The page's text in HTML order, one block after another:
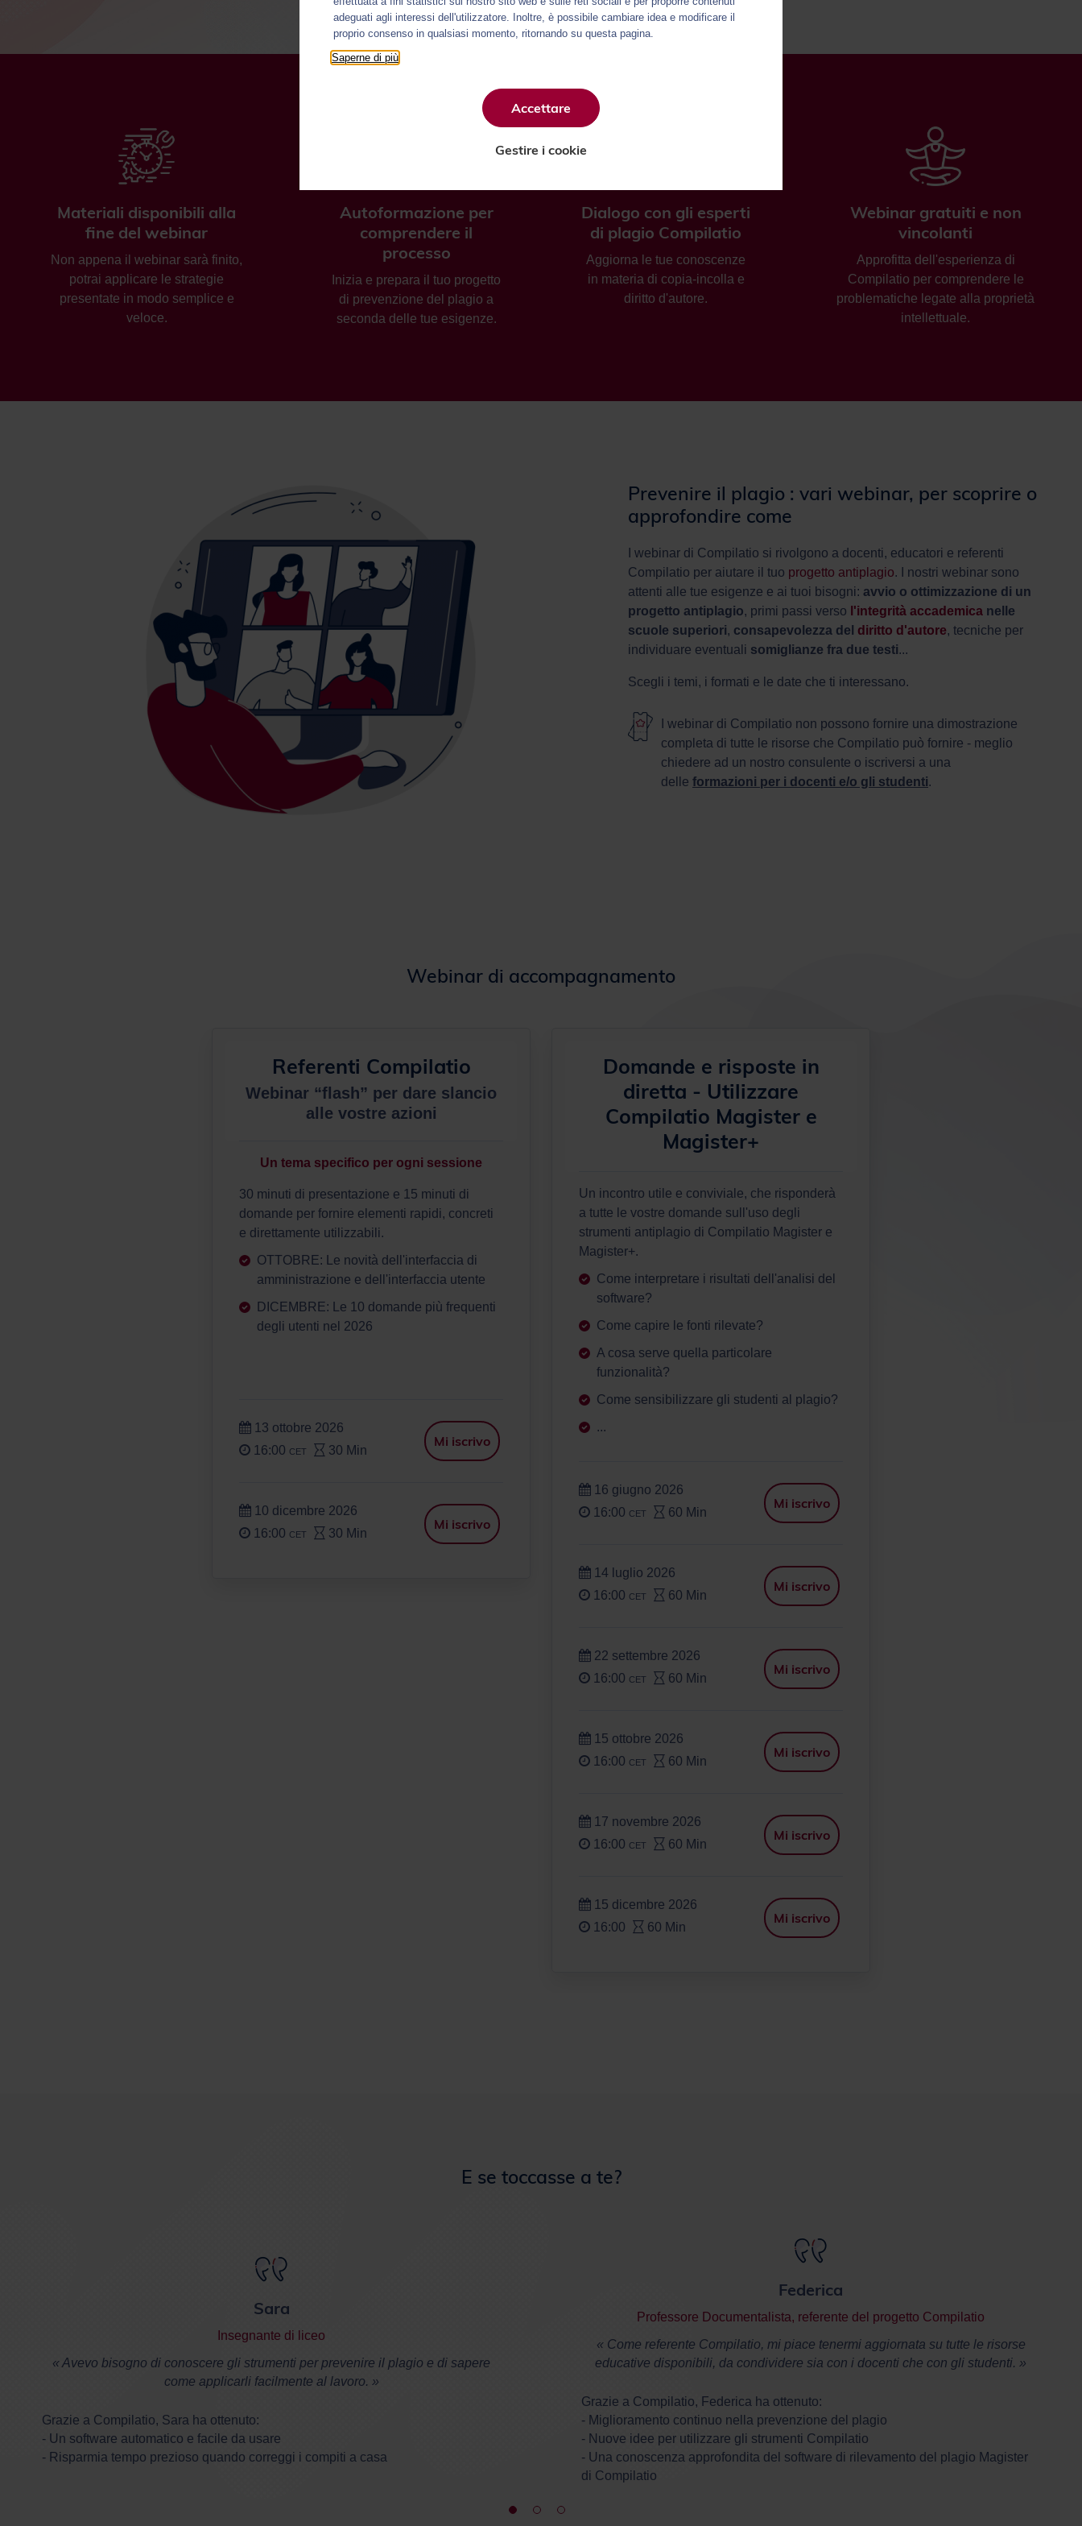
Materiali disponibili alla
fine del webinar
Non appena il webinar sarà finito,
potrai applicare le strategie
presentate in modo semplice e
veloce.
Autoformazione per
comprendere il
processo
Inizia e prepara il tuo progetto
di prevenzione del plagio a
seconda delle tue esigenze.
Dialogo con gli esperti
di plagio Compilatio
Aggiorna le tue conoscenze
in materia di copia-incolla e
diritto d'autore.
Webinar gratuiti e non
vincolanti
Approfitta dell'esperienza di
Compilatio per comprendere le
problematiche legate alla proprietà
intellettuale.
Prevenire il plagio : vari webinar, per scoprire o
approfondire come
I webinar di Compilatio si rivolgono a docenti, educatori e referenti
Compilatio per aiutare il tuo progetto antiplagio. I nostri webinar sono
attenti alle tue esigenze e ai tuoi bisogni: avvio o ottimizzazione di un
progetto antiplagio, primi passi verso l'integrità accademica nelle
scuole superiori, consapevolezza del diritto d'autore, tecniche per
individuare eventuali somiglianze fra due testi...
Scegli i temi, i formati e le date che ti interessano.
I webinar di Compilatio non possono fornire una dimostrazione
completa di tutte le risorse che Compilatio può fornire - meglio
chiedere ad un nostro consulente o iscriversi a una
delle formazioni per i docenti e/o gli studenti.
Webinar di accompagnamento
Referenti Compilatio
Webinar “flash” per dare slancio
alle vostre azioni
Un tema specifico per ogni sessione
30 minuti di presentazione e 15 minuti di
domande per fornire elementi rapidi, concreti
e direttamente utilizzabili.
OTTOBRE: Le novità dell'interfaccia di
amministrazione e dell'interfaccia utente
DICEMBRE: Le 10 domande più frequenti
degli utenti nel 2026
13 ottobre 2026
16:00 CET 30 Min
Mi iscrivo
10 dicembre 2026
16:00 CET 30 Min
Mi iscrivo
Domande e risposte in
diretta - Utilizzare
Compilatio Magister e
Magister+
Un incontro utile e conviviale, che risponderà
a tutte le vostre domande sull'uso degli
strumenti antiplagio di Compilatio Magister e
Magister+.
Come interpretare i risultati dell'analisi del
software?
Come capire le fonti rilevate?
A cosa serve quella particolare
funzionalità?
Come sensibilizzare gli studenti al plagio?
...
16 giugno 2026
16:00 CET 60 Min
Mi iscrivo
14 luglio 2026
16:00 CET 60 Min
Mi iscrivo
22 settembre 2026
16:00 CET 60 Min
Mi iscrivo
15 ottobre 2026
16:00 CET 60 Min
Mi iscrivo
17 novembre 2026
16:00 CET 60 Min
Mi iscrivo
15 dicembre 2026
16:00
60 Min
Mi iscrivo
E se toccasse a te?
Sara
Insegnante di liceo
« Avevo bisogno di conoscere gli strumenti per prevenire il plagio e di sapere
come applicarli facilmente al lavoro. »
Grazie a Compilatio, Sara ha ottenuto:
- Un software automatico e facile da usare
- Risparmia tempo prezioso quando correggi i compiti a casa
Federica
Professore Documentalista, referente del progetto Compilatio
« Come referente Compilatio, mi piace tenermi aggiornata su tutte le risorse
educative disponibili, da condividere sia con i docenti che con gli studenti. »
Grazie a Compilatio, Federica ha ottenuto:
- Miglioramento continuo nella prevenzione del plagio
- Nuove idee per utilizzare gli strumenti Compilatio
- Una conoscenza approfondita del software di rilevamento del plagio Magister
di Compilatio
adeguati agli interessi dell'utilizzatore. Inoltre, è possibile cambiare idea e modificare il
proprio consenso in qualsiasi momento, ritornando su questa pagina.
Saperne di più
Accettare
Gestire i cookie